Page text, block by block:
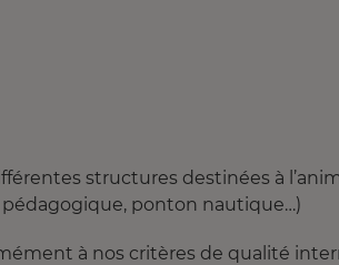
structures destinées à
ponton nautique…)
à nos critères de qualité